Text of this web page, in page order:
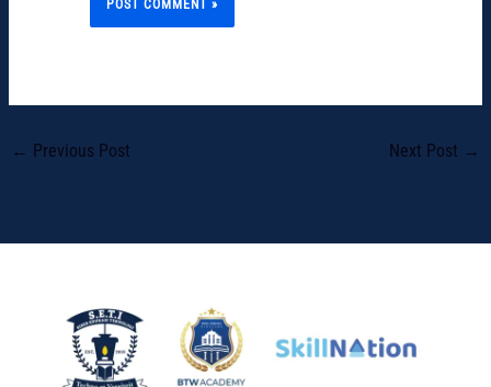
← Previous Post Next Post →